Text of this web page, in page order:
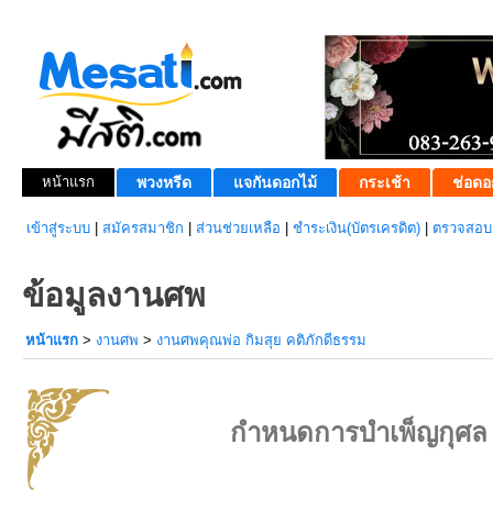
หน้าแรก พวงหรีด แจกันดอกไม้ กระเช้า ช่อดอ
เข้าสู่ระบบ สมัครสมาชิก ส่วนช่วยเหลือ ชำระเงิน(บัตรเครดิต) ตรวจสอ
ข้อมูลงานศพ
หน้าแรก > งานศพ > งานศพคุณพ่อ กิมสุย คติภักดีธรรม
กำหนดการบำเพ็ญกุศล